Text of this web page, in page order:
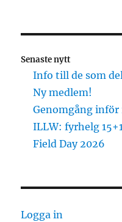
Senaste nytt
Info till de som
Ny medlem!
Genomgång inför
ILLW: fyrhelg
Field Day 2026
Logga in